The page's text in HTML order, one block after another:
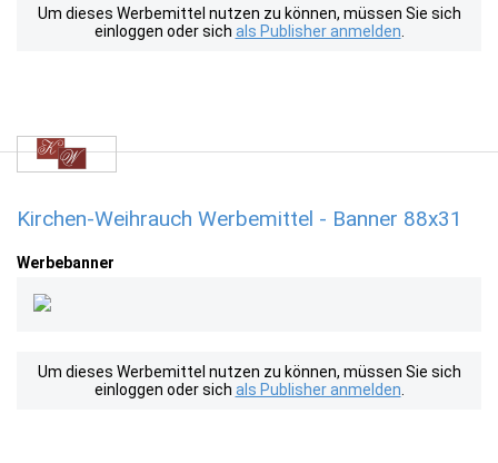
Um dieses Werbemittel nutzen zu können, müssen Sie sich
einloggen oder sich als Publisher anmelden
Kirchen-Weihrauch Werbemittel - Banner 88x31
Werbebanner
Um dieses Werbemittel nutzen zu können, müssen Sie sich
einloggen oder sich als Publisher anmelden